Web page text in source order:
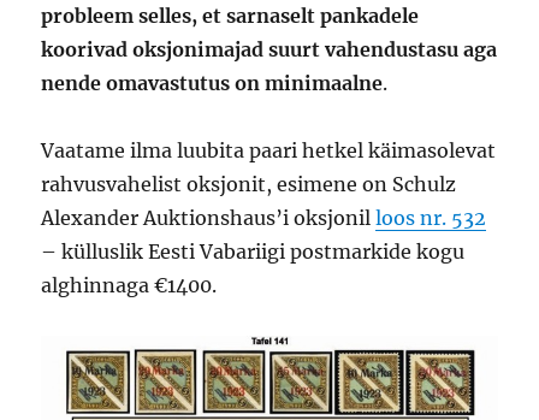
probleem selles, et sarnaselt pankadele
koorivad oksjonimajad suurt vahendustasu aga
nende omavastutus on minimaalne.
Vaatame ilma luubita paari hetkel käimasolevat
rahvusvahelist oksjonit, esimene on Schulz
Alexander Auktionshaus’i oksjonilloos nr. 532
– külluslik Eesti Vabariigi postmarkide kogu
alghinnaga €1400.